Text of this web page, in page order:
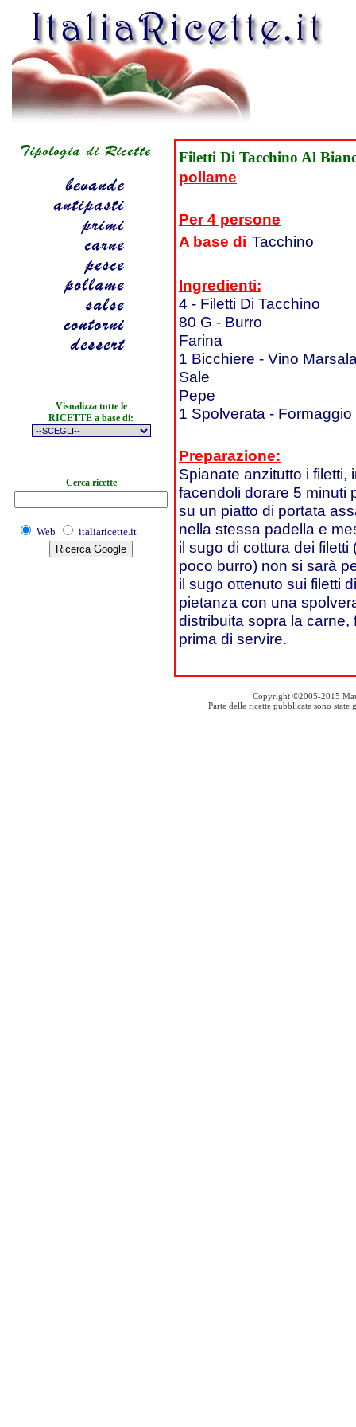
Visualizza tutte le
RICETTE a base di:
Cerca ricette
Web italiaricette.it
Filetti Di Tacchino Al
pollame
Per 4 persone
A base di Tacchino
Ingredienti:
4 - Filetti Di Tacchino
80 G - Burro
Farina
1 Bicchiere - Vino
Sale
Pepe
1 Spolverata -
Preparazione:
Spianate anzitutto i filetti,
facendoli dorare 5 minuti
su un piatto di portata
nella stessa padella e
il sugo di cottura dei
poco burro) non si sarà
il sugo ottenuto sui filetti
pietanza con una
distribuita sopra la
prima di servire.
Copyright ©2005-2015
Parte delle ricette pubblicate sono state